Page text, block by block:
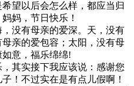
望以后会怎么样，都应当归
妈，节日快乐！
没有母亲的爱深。天，没有
亲的爱包容；太阳，没有母
意，福乐绵绵!
其实接下我应该说：感谢您
！不过实在是有点儿假啊！